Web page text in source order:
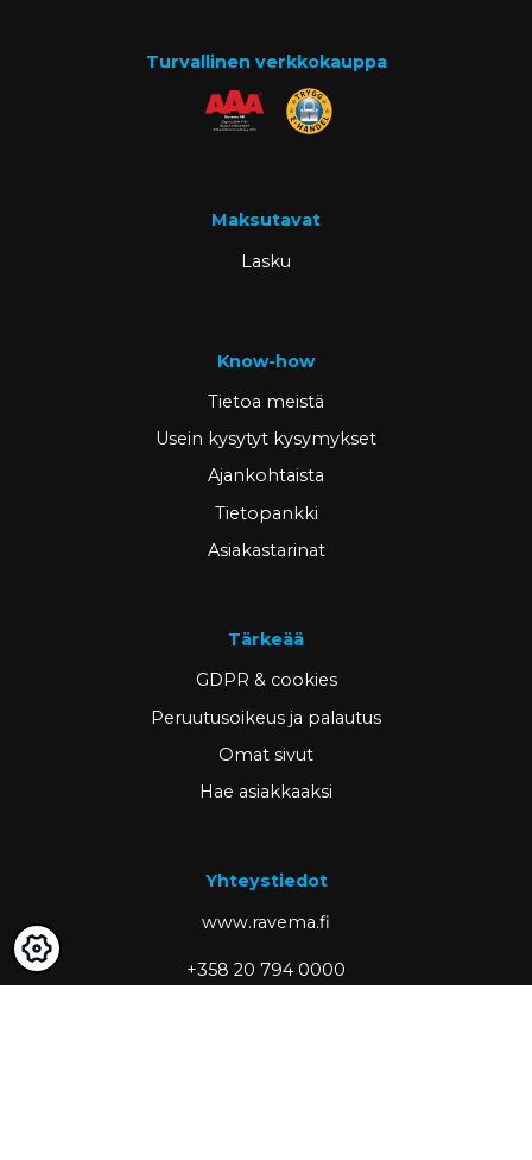
Turvallinen verkkokauppa
Maksutavat
Lasku
Know-how
Tietoa meistä
Usein kysytyt kysymykset
Ajankohtaista
Tietopankki
Asiakastarinat
Tärkeää
GDPR & cookies
Peruutusoikeus ja palautus
Omat sivut
Hae asiakkaaksi
Yhteystiedot
www.ravema.fi
+358 20 794 0000